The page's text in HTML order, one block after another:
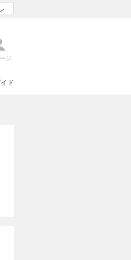
ジ
ド